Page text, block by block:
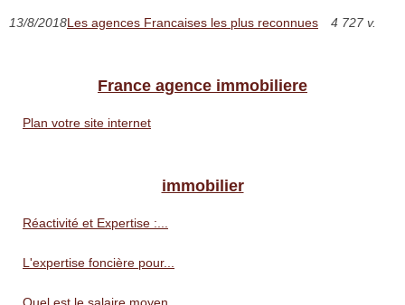
13/8/2018Les agences Francaises les plus reconnues 4 727 v.
France agence immobiliere
Plan votre site internet
immobilier
Réactivité et Expertise :...
L'expertise foncière pour...